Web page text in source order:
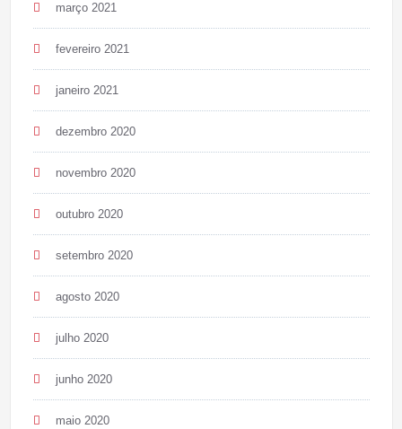
março 2021
fevereiro 2021
janeiro 2021
dezembro 2020
novembro 2020
outubro 2020
setembro 2020
agosto 2020
julho 2020
junho 2020
maio 2020